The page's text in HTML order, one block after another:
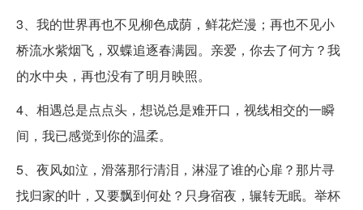
3、我的世界再也不见柳色成荫，鲜花烂漫；再也不见小
桥流水紫烟飞，双蝶追逐春满园。亲爱，你去了何方？我
的水中央，再也没有了明月映照。
4、相遇总是点点头，想说总是难开口，视线相交的一瞬
间，我已感觉到你的温柔。
5、夜风如泣，滑落那行清泪，淋湿了谁的心扉？那片寻
找归家的叶，又要飘到何处？只身宿夜，辗转无眠。举杯